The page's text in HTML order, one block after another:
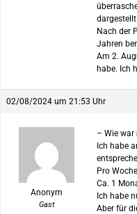
Nach der
Jahren
Am 2.
habe. Ich
02/08/2024 um 21:53 Uhr
Anonym
Gast
– Wie war
Ich habe
Pro
Ca. 1
Ich habe
Aber für